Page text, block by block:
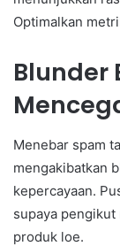
Optimalkan
Blunder
Menebar spam
mengakibatkan
kepercayaan.
supaya
produk loe.